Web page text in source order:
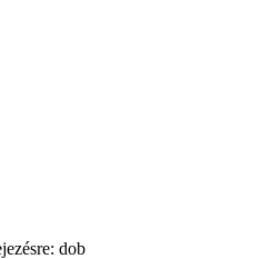
dob